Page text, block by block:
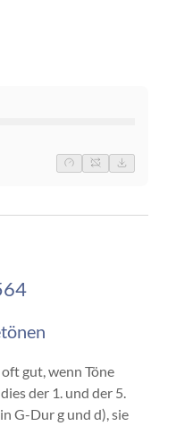
gut, wenn Töne
der 1. und der 5.
G-Dur g und d), sie